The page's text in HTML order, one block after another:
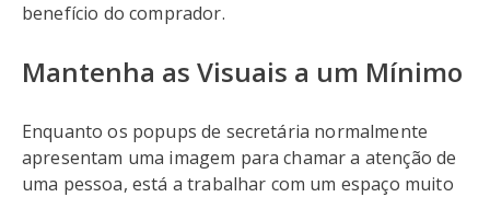
benefício do comprador.
Mantenha as Visuais a um Mínimo
Enquanto os popups de secretária normalmente
apresentam uma imagem para chamar a atenção de
uma pessoa, está a trabalhar com um espaço muito